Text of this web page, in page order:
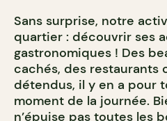
Sans surprise, notre
quartier : découvrir ses
gastronomiques ! Des
cachés, des restaurants
détendus, il y en a pour
moment de la journée.
n’épuise pas toutes les